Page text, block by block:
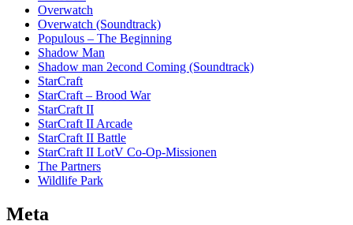
Overwatch
Overwatch (Soundtrack)
Populous – The Beginning
Shadow Man
Shadow man 2econd Coming (Soundtrack)
StarCraft
StarCraft – Brood War
StarCraft II
StarCraft II Arcade
StarCraft II Battle
StarCraft II LotV Co-Op-Missionen
The Partners
Wildlife Park
Meta